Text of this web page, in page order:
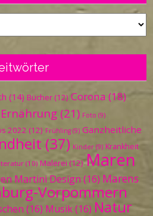
(14) Bücher (12) Corona (18)
Ernährung (21) Foto (9)
2022 (12) Frühling (9) Ganzheitliche
(37) Kinder (9) Krankheit
(10) Malerei (12) Maren
Martini Design (16) Marens
Vorpommern
(16) Musik(16) Natur